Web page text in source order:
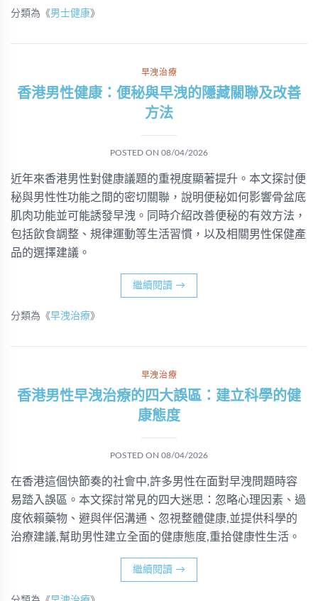
分類為《男士健康》
早洩治療
香港男性健康：便秘與早洩的隱藏關聯及改善
方法
POSTED ON 08/04/2026
近年來香港男性對健康議題的重視度顯著提升。本文探討便
秘與男性性功能之間的密切關聯，說明便秘如何影響骨盆底
肌肉功能並可能誘發早洩。同時介紹改善便秘的有效方法，
包括飲食調整、規律運動等生活習慣，以及相關男性保健產
品的選擇建議。
繼續閱讀 →
分類為《早洩治療》
早洩治療
香港男性早洩治療的四大誤區：建立科學的健
康態度
POSTED ON 08/04/2026
在香港這個快節奏的社會中,許多男性在面對早洩問題時容
易踏入誤區。本文探討常見的四大迷思：忽略心理因素、過
度依賴藥物、避與伴侶溝通、忽視整體健康,並提供科學的
治療建議,幫助男性建立全面的健康態度,重拾健康性生活。
繼續閱讀 →